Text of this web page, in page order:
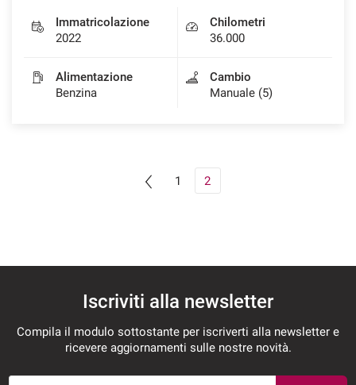
Immatricolazione
2022
Chilometri
36.000
Alimentazione
Benzina
Cambio
Manuale (5)
1 2
Iscriviti alla newsletter
Compila il modulo sottostante per iscriverti alla newsletter e
ricevere aggiornamenti sulle nostre novità.